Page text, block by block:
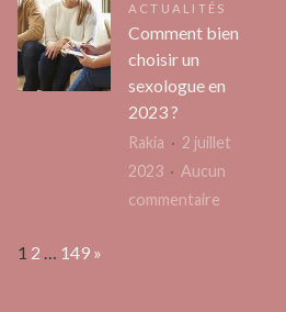
structurer
une
ACTUALITÉS
Comment bien
choisir un
sexologue en
2023 ?
Rakia
2 juillet
2023
Aucun
commentaire
Page:
1 2 … 149 Next
»